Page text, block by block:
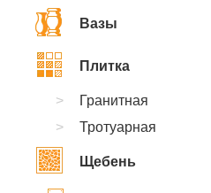
Вазы
Плитка
Гранитная
Тротуарная
Щебень